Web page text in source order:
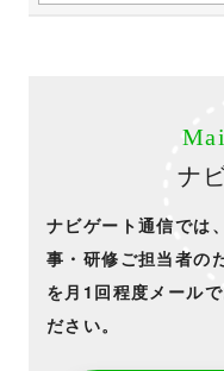
ナ
ナビゲート通信では
事・研修ご担当者の
を月1回程度メール
ださい。